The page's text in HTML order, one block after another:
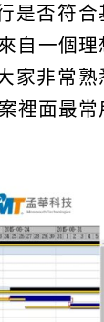
是否符合
自一個理
家非常熟
裡面最常